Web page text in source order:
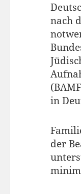
nach
in
der